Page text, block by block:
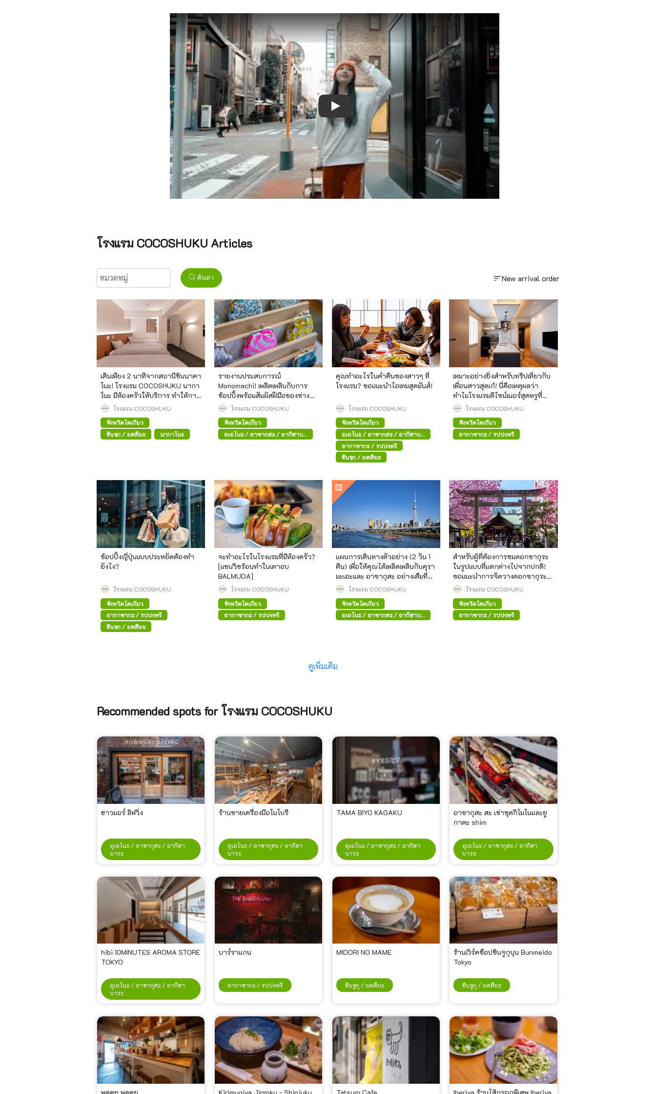
โรงแรม COCOSHUKU Articles
ค้นหา New arrival order
เดินเพียง 2 นาทีจากสถานีชินนาคา
โนะ! โรงแรม COCOSHUKU นากา
โนะ มีห้องครัวให้บริการ ทำให้การ
เดินทางไปยังชินจูกุสะดวกสบาย
ยิ่งขึ้น
โรงแรม COCOSHUKU
จังหวัดโตเกียว
ชินจูกุ / ยตสึยะ
นากาโนะ
รายงานประสบการณ์
Monomachi! เพลิดเพลินกับการ
ช้อปปิ้งพร้อมสัมผัสฝีมือของช่าง
ฝีมือและผู้สร้างสรรค์ชาวญี่ปุ่น
โรงแรม COCOSHUKU
จังหวัดโตเกียว
อุเอโนะ / อาซากุสะ / อากิฮาบา
ระ
คุณทำอะไรในค่ำคืนของสาวๆ ที่
โรงแรม? ขอแนะนำไอเทมสุดมันส์!
โรงแรม COCOSHUKU
จังหวัดโตเกียว
อุเอโนะ / อาซากุสะ / อากิฮาบา
ระ
อากาซากะ / รปปงหงิ
ชินจูกุ / ยตสึยะ
เหมาะอย่างยิ่งสำหรับทริปเที่ยวกับ
เพื่อนสาวสุดเก๋! นี่คือเหตุผลว่า
ทำไมโรงแรมดีไซน์เนอร์สุดหรูที่
ซ่อนตัวอยู่ในย่านอะคาซากะแห่งนี้
จึงเป็นที่แนะนำเป็นอย่างยิ่ง
โรงแรม COCOSHUKU
จังหวัดโตเกียว
อากาซากะ / รปปงหงิ
ช้อปปิ้งญี่ปุ่นแบบประหยัดต้องทำ
ยังไง?
โรงแรม COCOSHUKU
จังหวัดโตเกียว
อากาซากะ / รปปงหงิ
ชินจูกุ / ยตสึยะ
จะทำอะไรในโรงแรมที่มีห้องครัว?
[แซนวิชร้อนทำในเตาอบ
BALMUDA]
โรงแรม COCOSHUKU
จังหวัดโตเกียว
อากาซากะ / รปปงหงิ
แผนการเดินทางตัวอย่าง (2 วัน 1
คืน) เพื่อให้คุณได้เพลิดเพลินกับคุรา
มะเอะและ อาซากุสะ อย่างเต็มที่
เหมาะสำหรับทริปกลุ่มและทริปสาว
ๆ!
โรงแรม COCOSHUKU
จังหวัดโตเกียว
อุเอโนะ / อาซากุสะ / อากิฮาบา
ระ
สำหรับผู้ที่ต้องการชมดอกซากุระ
ในรูปแบบที่แตกต่างไปจากปกติ!
ขอแนะนำการจัดวางดอกซากุระ
แบบต่างๆ เพื่อให้คุณได้เพลิดเพลิน
โรงแรม COCOSHUKU
จังหวัดโตเกียว
อากาซากะ / รปปงหงิ
ดูเพิ่มเติม
Recommended spots for โรงแรม COCOSHUKU
ฮาวมอร์ ลิฟวิ่ง
อุเอโนะ / อาซากุสะ / อากิฮา
บาระ
ร้านขายเครื่องมือโนโบรี
อุเอโนะ / อาซากุสะ / อากิฮา
บาระ
TAMA BIYO KAGAKU
อุเอโนะ / อาซากุสะ / อากิฮา
บาระ
อาซากุสะ สะ เช่าชุดกิโมโนและยู
กาตะ shim
อุเอโนะ / อาซากุสะ / อากิฮา
บาระ
hibi 10MINUTES AROMA STORE
TOKYO
อุเอโนะ / อาซากุสะ / อากิฮา
บาระ
บาร์ราแกน
อากาซากะ / รปปงหงิ
MIDORI NO MAME
ชินจูกุ / ยตสึยะ
ร้านเวิร์คช็อปชินจูกุบุน Bunmeido
Tokyo
ชินจูกุ / ยตสึยะ